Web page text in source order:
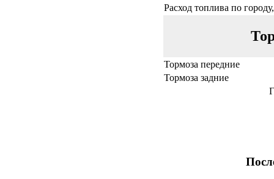
Расход топлива по
Тормоза передние
Тормоза задние